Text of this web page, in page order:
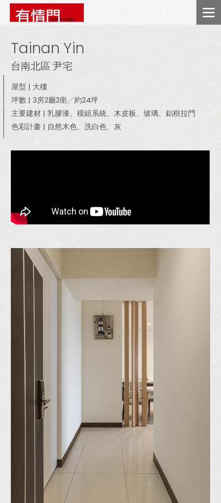
Tainan Yin
台南北區 尹宅
屋型 | 大樓
坪數 | 3房2廳2衛╱約24坪
主要建材 | 乳膠漆、模組系統、木皮板、玻璃、鋁框拉門
色彩計畫 | 自然木色、洗白色、灰